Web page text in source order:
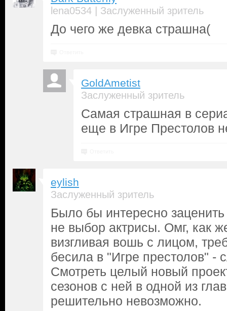
lena0534 | Заслуженный зритель
До чего же девка страшна(
GoldAmetist
Заслуженный зритель
Самая страшная в
еще в Игре Престолов
eylish
Заслуженный зритель
Было бы интересно
не выбор актрисы. Омг, как
визгливая вошь с лицом,
бесила в "Игре престолов" -
Смотреть целый новый
сезонов с ней в одной из
решительно невозможно.